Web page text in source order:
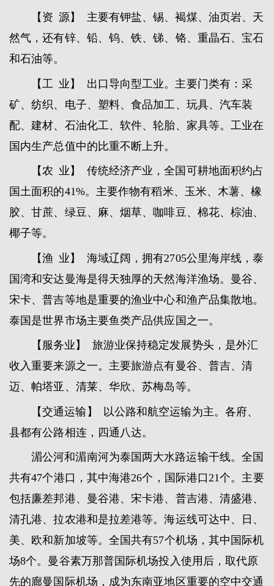
【资 源】 主要有钾盐、锡、褐煤、油页岩、天
然气，还有锌、铅、钨、铁、锑、铬、重晶石、宝石
和石油等。
【工 业】 出口导向型工业。主要门类有：采
矿、纺织、电子、塑料、食品加工、玩具、汽车装
配、建材、石油化工、软件、轮胎、家具等。工业在
国内生产总值中的比重不断上升。
【农 业】 传统经济产业，全国可耕地面积约占
国土面积的41%。主要作物有稻米、玉米、木薯、橡
胶、甘蔗、绿豆、麻、烟草、咖啡豆、棉花、棕油、
椰子等。
【渔 业】 海域辽阔，拥有2705公里海岸线，泰
国湾和安达曼海是得天独厚的天然海洋渔场。曼谷、
宋卡、普吉等地是重要的渔业中心和渔产品集散地。
泰国是世界市场主要鱼类产品供应国之一。
【服务业】 旅游业保持稳定发展势头，是外汇
收入重要来源之一。主要旅游点有曼谷、普吉、清
迈、帕塔亚、清莱、华欣、苏梅岛等。
【交通运输】 以公路和航空运输为主。各府、
县都有公路相连，四通八达。
湄公河和湄南河为泰国两大水路运输干线。全国
共有47个港口，其中海港26个，国际港口21个。主要
包括廉差邦港、曼谷港、宋卡港、普吉港、清盛港、
清孔港、拉农港和是拉差港等。海运线可达中、日、
美、欧和新加坡等。全国共有57个机场，其中国际机
场8个。曼谷素万那普国际机场投入使用后，取代原
先的廊曼国际机场，成为东南亚地区重要的空中交通